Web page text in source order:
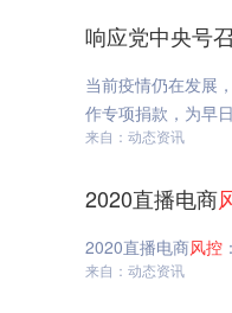
响应党中央号
当前疫情仍在发展
作专项捐款，为早
来自：动态资讯
2020直播电商
2020直播电商风控
来自：动态资讯